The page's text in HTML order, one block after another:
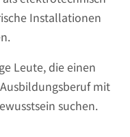
Installationen
Leute, die einen
mit
suchen.